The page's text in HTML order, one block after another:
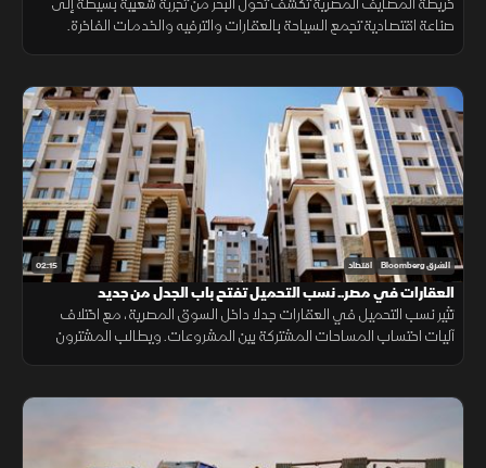
صناعة اقتصادية تجمع السياحة بالعقارات والترفيه والخدمات الفاخرة.
02:15 الشرق Bloomberg اقتصاد
العقارات في مصر.. نسب التحميل تفتح باب الجدل من جديد
تثير نسب التحميل في العقارات جدلا داخل السوق المصرية، مع اختلاف
آليات احتساب المساحات المشتركة بين المشروعات. ويطالب المشترون